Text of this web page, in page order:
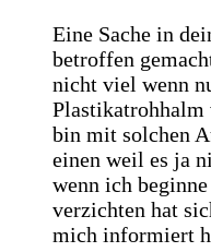
Eine Sache in
betroffen
nicht viel wenn
Plastikatrohhalm
bin mit solchen
einen weil es ja
wenn ich
verzichten hat
mich informiert